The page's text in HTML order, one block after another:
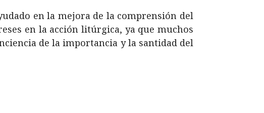
en la mejora de la comprensión del
en la acción litúrgica, ya que muchos
de la importancia y la santidad del